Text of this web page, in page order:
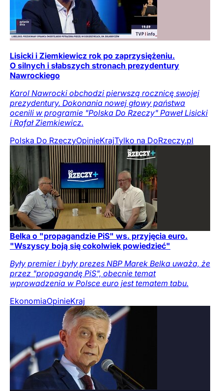
Lisicki i Ziemkiewicz rok po zaprzysiężeniu.
O silnych i słabszych stronach prezydentury
Nawrockiego
Karol Nawrocki obchodzi pierwszą rocznicę swojej
prezydentury. Dokonania nowej głowy państwa
ocenili w programie "Polska Do Rzeczy" Paweł Lisicki
i Rafał Ziemkiewicz.
Polska Do RzeczyOpinieKrajTylko na DoRzeczy.pl
Belka o "propagandzie PiS" ws. przyjęcia euro.
"Wszyscy boją się cokolwiek powiedzieć"
Były premier i były prezes NBP Marek Belka uważa, że
przez "propagandę PiS", obecnie temat
wprowadzenia w Polsce euro jest tematem tabu.
EkonomiaOpinieKraj